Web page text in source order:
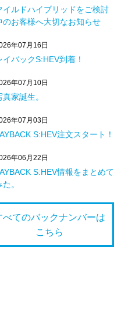
イルドハイブリッドをご検討
のお客様へ大切なお知らせ
年07月16日
イバックS:HEV到着！
年07月10日
真家誕生。
年07月03日
S:HEV注文スタート！
年06月22日
S:HEV情報をまとめて
。
べてのバックナンバーは
こちら